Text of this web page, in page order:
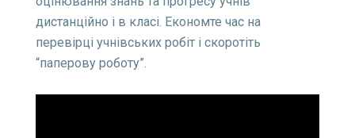
дистанційно і в класі. Економте час на
перевірці учнівських робіт і скоротіть
“паперову роботу”.